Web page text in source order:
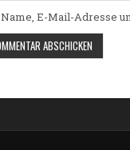
Name, E-Mail-Adresse